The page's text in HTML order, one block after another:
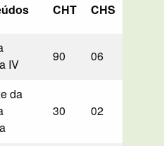
CHT CHS
IV
90 06
da
30 02